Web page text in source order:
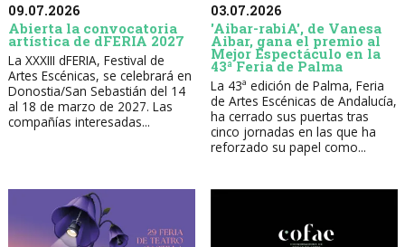
09.07.2026
Abierta la convocatoria
artística de dFERIA 2027
La XXXIII dFERIA, Festival de
Artes Escénicas, se celebrará en
Donostia/San Sebastián del 14
al 18 de marzo de 2027. Las
compañías interesadas...
03.07.2026
'Aibar-rabiA', de Vanesa
Aibar, gana el premio al
Mejor Espectáculo en la
43ª Feria de Palma
La 43ª edición de Palma, Feria
de Artes Escénicas de Andalucía,
ha cerrado sus puertas tras
cinco jornadas en las que ha
reforzado su papel como...